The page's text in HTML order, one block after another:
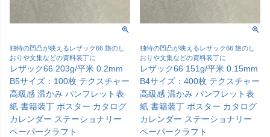
独特の凹凸が映えるレザック66 旅のし
おりや文集などの資料装丁に
レザック66 203g/平米 0.2mm
B5サイズ：100枚 テクスチャー
高級感 温かみ パンフレット表
紙 書籍装丁 ポスター カタログ
カレンダー ステーショナリー
ペーパークラフト
独特の凹凸が映えるレザック66 旅のし
おりや文集などの資料装丁に
レザック66 151g/平米 0.15mm
B4サイズ：400枚 テクスチャー
高級感 温かみ パンフレット表
紙 書籍装丁 ポスター カタログ
カレンダー ステーショナリー
ペーパークラフト